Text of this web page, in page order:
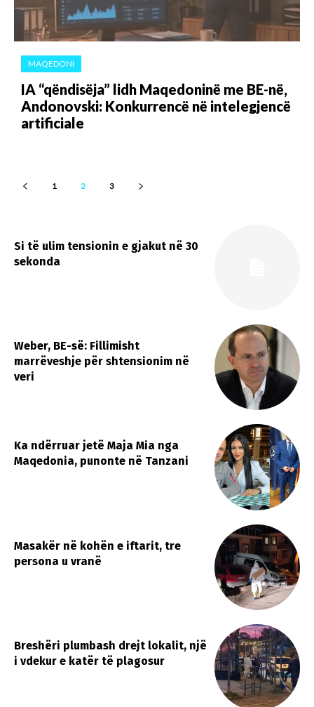
MAQEDONI
IA “qëndisëja” lidh Maqedoninë me BE-në,
Andonovski: Konkurrencë në intelegjencë
artificiale
1 2 3
Si të ulim tensionin e gjakut në 30
sekonda
Weber, BE-së: Fillimisht
marrëveshje për shtensionim në
veri
Ka ndërruar jetë Maja Mia nga
Maqedonia, punonte në Tanzani
Masakër në kohën e iftarit, tre
persona u vranë
​Breshëri plumbash drejt lokalit, një
i vdekur e katër të plagosur